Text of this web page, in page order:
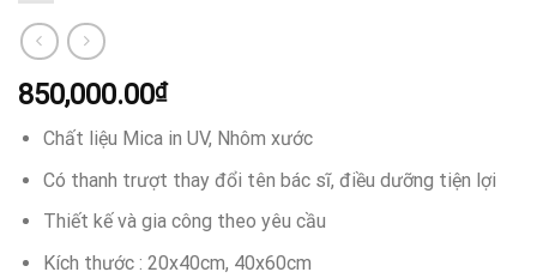
850,000.00₫
Chất liệu Mica in UV, Nhôm xước
Có thanh trượt thay đổi tên bác sĩ, điều dưỡng tiện lợi
Thiết kế và gia công theo yêu cầu
Kích thước : 20x40cm, 40x60cm